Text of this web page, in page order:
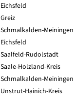
Eichsfeld
Greiz
Schmalkalden-Meiningen
Eichsfeld
Saalfeld-Rudolstadt
Saale-Holzland-Kreis
Schmalkalden-Meiningen
Unstrut-Hainich-Kreis